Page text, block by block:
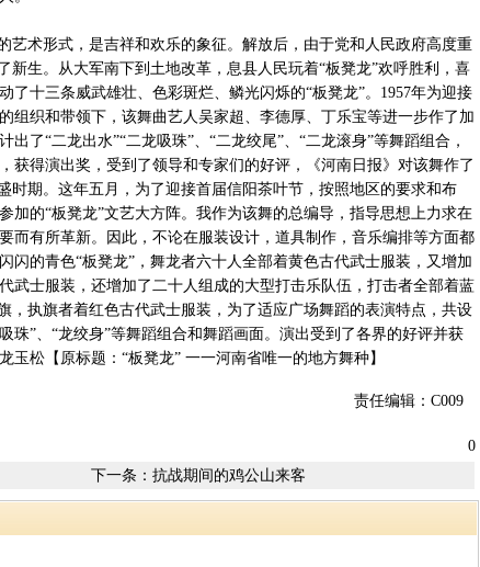
术形式，是吉祥和欢乐的象征。解放后，由于党和人民政府高度重
新生。从大军南下到土地改革，息县人民玩着“板凳龙”欢呼胜利，喜
了十三条威武雄壮、色彩斑烂、鳞光闪烁的“板凳龙”。1957年为迎接
组织和带领下，该舞曲艺人吴家超、李德厚、丁乐宝等进一步作了加
了“二龙出水”“二龙吸珠”、“二龙绞尾”、“二龙滚身”等舞蹈组合，
获得演出奖，受到了领导和专家们的好评，《河南日报》对该舞作了
时期。这年五月，为了迎接首届信阳茶叶节，按照地区的要求和布
加的“板凳龙”文艺大方阵。我作为该舞的总编导，指导思想上力求在
而有所革新。因此，不论在服装设计，道具制作，音乐编排等方面都
闪的青色“板凳龙”，舞龙者六十人全部着黄色古代武士服装，又增加
武士服装，还增加了二十人组成的大型打击乐队伍，打击者全部着蓝
，执旗者着红色古代武士服装，为了适应广场舞蹈的表演特点，共设
珠”、“龙绞身”等舞蹈组合和舞蹈画面。演出受到了各界的好评并获
松【原标题：“板凳龙” 一一河南省唯一的地方舞种】
责任编辑：C009
0
下一条： 抗战期间的鸡公山来客